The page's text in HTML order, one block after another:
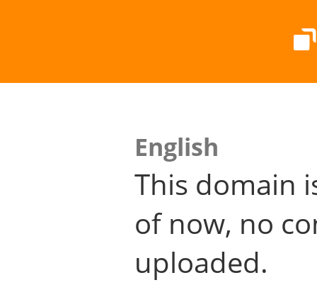
English
This domain
of now, no
uploaded.